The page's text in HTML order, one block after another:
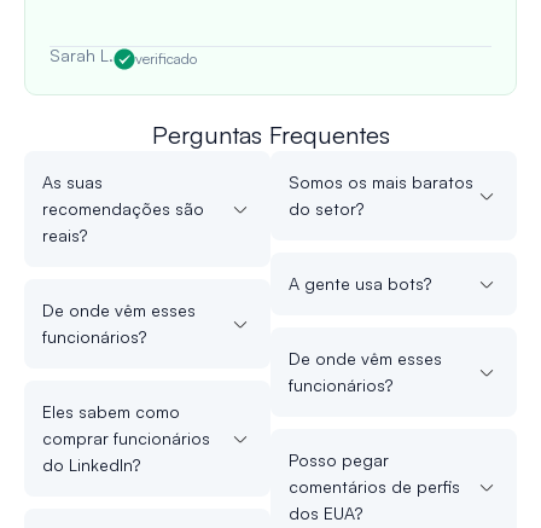
Sarah L. verificado
Perguntas Frequentes
As suas
recomendações são
reais?
De onde vêm esses
funcionários?
Eles sabem como
comprar funcionários
do LinkedIn?
Somos os mais baratos
do setor?
A gente usa bots?
De onde vêm esses
funcionários?
Posso pegar
comentários de perfis
dos EUA?